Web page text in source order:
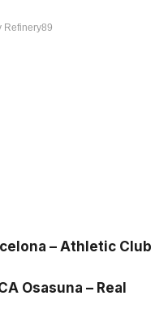
Refinery89
– Athletic Club
Osasuna – Real